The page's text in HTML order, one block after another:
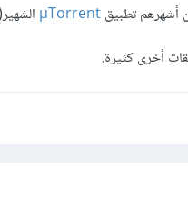
أشهرهم تطبيقµTorrent
أخرى كثيرة.